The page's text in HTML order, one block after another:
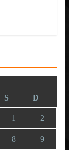
S D
1 2
8 9